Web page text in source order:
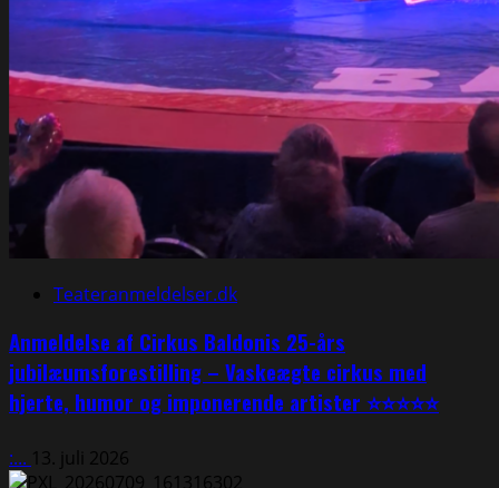
Teateranmeldelser.dk
Anmeldelse af Cirkus Baldonis 25-års
jubilæumsforestilling – Vaskeægte cirkus med
hjerte, humor og imponerende artister ⭐⭐⭐⭐⭐
:... 13. juli 2026